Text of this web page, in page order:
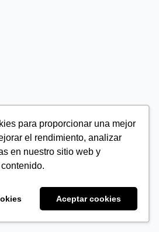
para proporcionar una mejor
el rendimiento, analizar
en nuestro sitio web y
Aceptar cookies